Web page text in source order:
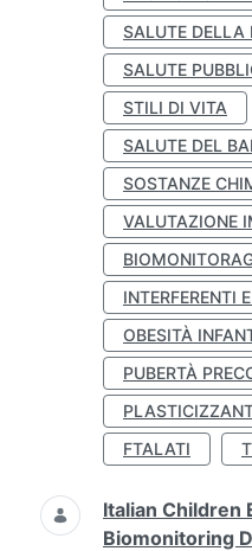
SALUTE DELLA
SALUTE
STILI DI VITA
SALUTE DEL
SOSTANZE
VALUTAZIONE
INTERFERENTI
OBESITÀ
PUBERTÀ
FTALATI
Italian Children
Biomonitoring